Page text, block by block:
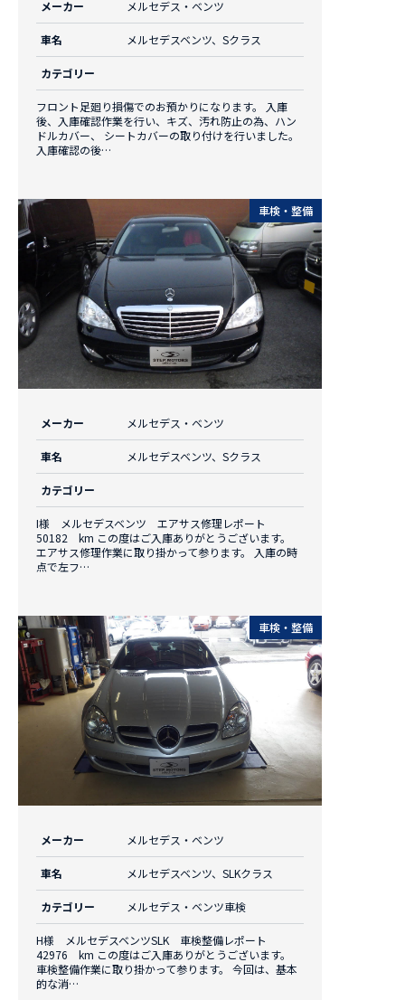
メーカー メルセデス・ベンツ
車名 メルセデスベンツ、Sクラス
カテゴリー
フロント足廻り損傷でのお預かりになります。 入庫
後、入庫確認作業を行い、キズ、汚れ防止の為、ハン
ドルカバー、 シートカバーの取り付けを行いました。
入庫確認の後…
車検・整備
メーカー メルセデス・ベンツ
車名 メルセデスベンツ、Sクラス
カテゴリー
I様 メルセデスベンツ エアサス修理レポート
50182 km この度はご入庫ありがとうございます。
エアサス修理作業に取り掛かって参ります。 入庫の時
点で左フ…
車検・整備
メーカー メルセデス・ベンツ
車名 メルセデスベンツ、SLKクラス
カテゴリー メルセデス・ベンツ車検
H様 メルセデスベンツSLK 車検整備レポート
42976 km この度はご入庫ありがとうございます。
車検整備作業に取り掛かって参ります。 今回は、基本
的な消…